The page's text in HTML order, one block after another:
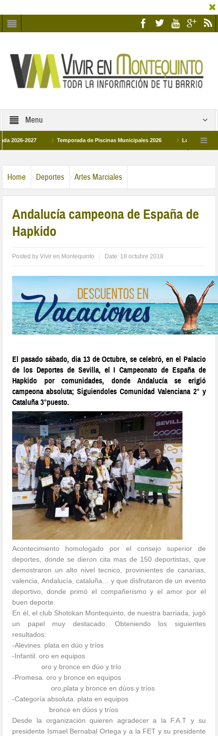
Menu
2027 Temporada de Piscinas Municipales 2026 Los Campus de
Home Deportes Artes Marciales
Andalucía campeona de España de
Hapkido
Posted byVivir en Montequinto Date: 18 octubre 2018
El pasado sábado, dia 13 de Octubre, se celebró, en el Palacio
de los Deportes de Sevilla, el I Campeonato de España de
Hapkido por comunidades, donde Andalucía se erigió
campeona absoluta; Siguiendoles Comunidad Valenciana 2° y
Cataluña 3°puesto.
Acontecimiento homologado por el consejo superior de
deportes, donde se dieron cita mas de 150 deportistas, que
demostraron un alto nivel tecnico, provinientes de canarias,
valencia, Andalucía, cataluña… y que disfrutaron de un evento
deportivo, donde primó el compañerismo y el amor por el
buen deporte.
En él, el club Shotokan Montequinto, de nuestra barriada, jugó
un papel muy destacado. Obteniendo los siguientes
resultados:
-Alevines. plata en dúo y tríos
-Infantil. oro en equipos
oro y bronce en dúo y trío
-Promesa. oro y bronce en equipos
oro,plata y bronce en dúos y tríos
-Categoría absoluta. plata en equipos
bronce en dúos y tríos
Desde la organización quieren agradecer a la F.A.T y su
presidente Ismael Bernabal Ortega y a la FET y su presidente